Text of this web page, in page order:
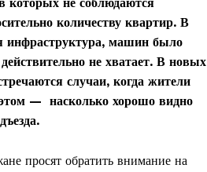
количеству квартир. В
инфраструктура, машин было
не хватает. В новых
случаи, когда жители
— насколько хорошо видно
просят обратить внимание на